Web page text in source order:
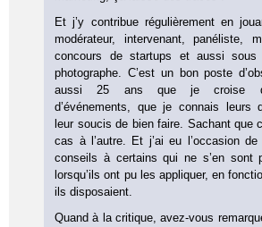
Et j’y contribue régulièrement en
modérateur, intervenant, panéliste,
concours de startups et aussi sous
photographe. C’est un bon poste
aussi 25 ans que je croise
d’événements, que je connais leurs
leur soucis de bien faire. Sachant que
cas à l’autre. Et j’ai eu l’occasion de
conseils à certains qui ne s’en sont
lorsqu’ils ont pu les appliquer, en
ils disposaient.
Quand à la critique, avez-vous